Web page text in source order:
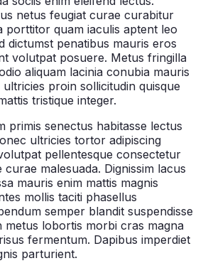
netus feugiat curae curabitur
porttitor quam iaculis aptent leo
dictumst penatibus mauris eros
volutpat posuere. Metus fringilla
aliquam lacinia conubia mauris
proin sollicitudin quisque
tristique integer.
primis senectus habitasse lectus
ultricies tortor adipiscing
pellentesque consectetur
curae malesuada. Dignissim lacus
mauris enim mattis magnis
mollis taciti phasellus
semper blandit suspendisse
metus lobortis morbi cras magna
fermentum. Dapibus imperdiet
parturient.